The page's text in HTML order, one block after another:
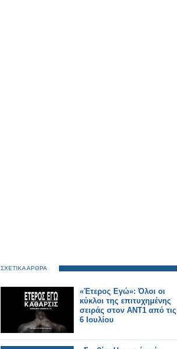
ΣΧΕΤΙΚΑ ΑΡΘΡΑ
«Έτερος Εγώ»: Όλοι οι
κύκλοι της επιτυχημένης
σειράς στον ΑΝΤ1 από τις
6 Ιουλίου